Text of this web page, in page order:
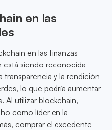
en las
en las finanzas
está siendo reconocida
transparencia y la rendición
lo que podría aumentar
Al utilizar blockchain,
como líder en la
comprar el excedente